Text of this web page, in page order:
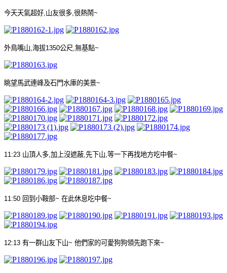
今天天氣超好 山友很多 很熱鬧~
外鳥嘴山 海拔1350公尺 無基點~
眺望馬武連峰及石門水庫的美景~
11:23 山頂人多 加上沒遮蔽 先下山 等一下再找地方吃中餐~
11:50 回到小鞍部~ 在此休息吃中餐~
12:13 有一群山友下山~ 他們家的可愛狗狗領先跑下來~